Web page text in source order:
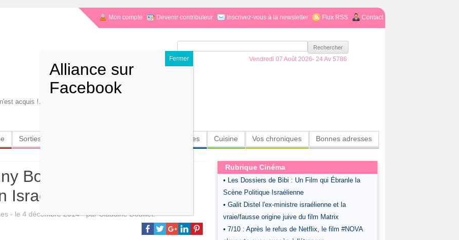
Mon compte Devenir contributeur Inscrivez-vous à la newsletter Flux RSS Contact
acquis !. Une grand-mère
Rechercher :
Vendredi 07 Août 2026- 24 Av 5786
Sorties Insolites Cuisine Vos chroniques Bonnes adresses
Boon pour la sortie de
Israël
- le 4 décembre 2014-parClaudine Douillet.
Rubrique Cinéma
• Les Dossiers de Bibi : Un Film qui Ébranle la
Scène Politique Israélienne
• Galit Distel l'ex-ministre israélienne et la
vraie/fausse origine juive du film Matrix
• 7/10 : Après le refus de Netflix, le film #NOVA